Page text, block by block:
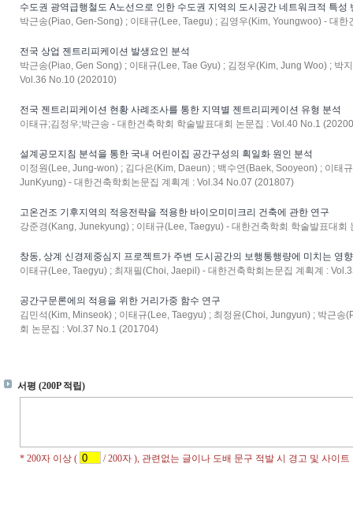
수도권 광역급행철도 A노선으로 인한 수도권 지역의 도시공간 네트워크적 특성
박근송(Piao, Gen-Song) ; 이태규(Lee, Taegu) ; 김영우(Kim, Youngwoo) - 대
전국 상업 젠트리피케이션 발생요인 분석
박근송(Piao, Gen Song) ; 이태규(Lee, Tae Gyu) ; 김정우(Kim, Jung Woo) ; 박
Vol.36 No.10 (202010)
전국 젠트리피케이션 현황 사례조사를 통한 지역별 젠트리피케이션 유형 분석
이태규;김정우;박근송 - 대한건축학회 학술발표대회 논문집 : Vol.40 No.1
설계공모지침 분석을 통한 국내 어린이집 공간구성의 획일화 원인 분석
이정원(Lee, Jung-won) ; 김다은(Kim, Daeun) ; 백수연(Baek, Sooyeon) ; 이태
JunKyung) - 대한건축학회논문집 계획계 : Vol.34 No.07 (201807)
고온건조 기후지역의 적응전략을 적용한 바이오미미크리 건축에 관한 연구
강준경(Kang, Junekyung) ; 이태규(Lee, Taegyu) - 대한건축학회 학술발표대회
창동, 상계 신경제중심지 프로젝트가 주변 도시공간의 보행통행량에 미치는 영향
이태규(Lee, Taegyu) ; 최재필(Choi, Jaepil) - 대한건축학회논문집 계획계 :
공간구문론에의 적용을 위한 거리가중 함수 연구
김민석(Kim, Minseok) ; 이태규(Lee, Taegyu) ; 최정윤(Choi, Jungyun) ; 박근송
회 논문집 : Vol.37 No.1 (201704)